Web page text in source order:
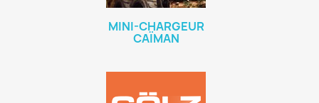
MINI-CHARGEUR
CAÏMAN